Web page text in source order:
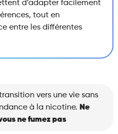
d’adapter facilement
tout en
entre les différentes
vers une vie sans
à la nicotine. Ne
ne fumez pas